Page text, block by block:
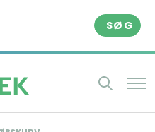
SØG